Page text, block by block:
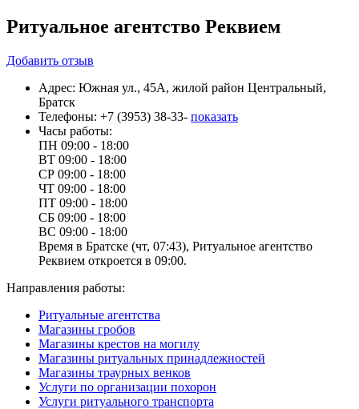
Ритуальное агентство Реквием
Добавить отзыв
Адрес: Южная ул., 45А, жилой район Центральный,
Братск
Телефоны: +7 (3953) 38-33- показать
Часы работы:
ПН 09:00 - 18:00
ВТ 09:00 - 18:00
СР 09:00 - 18:00
ЧТ 09:00 - 18:00
ПТ 09:00 - 18:00
СБ 09:00 - 18:00
ВС 09:00 - 18:00
Время в Братске (чт, 07:43), Ритуальное агентство
Реквием откроется в 09:00.
Направления работы:
Ритуальные агентства
Магазины гробов
Магазины крестов на могилу
Магазины ритуальных принадлежностей
Магазины траурных венков
Услуги по организации похорон
Услуги ритуального транспорта